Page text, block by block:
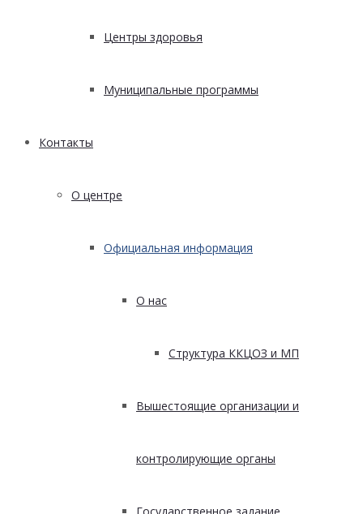
Центры здоровья
Муниципальные программы
Контакты
О центре
Официальная информация
О нас
Структура ККЦОЗ и МП
Вышестоящие организации и
контролирующие органы